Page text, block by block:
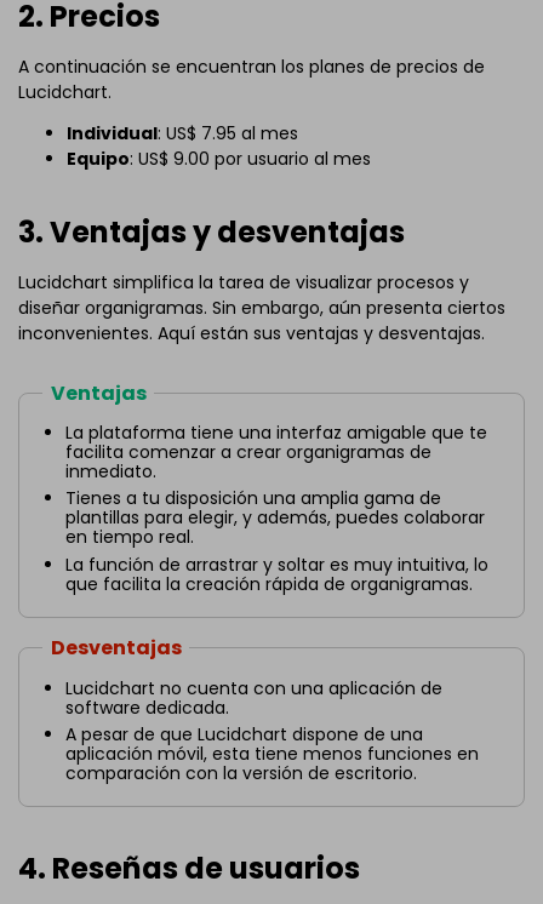
2. Precios
A continuación se encuentran los planes de precios de
Lucidchart.
Individual: US$ 7.95 al mes
Equipo: US$ 9.00 por usuario al mes
3. Ventajas y desventajas
Lucidchart simplifica la tarea de visualizar procesos y
diseñar organigramas. Sin embargo, aún presenta ciertos
inconvenientes. Aquí están sus ventajas y desventajas.
Ventajas
La plataforma tiene una interfaz amigable que te
facilita comenzar a crear organigramas de
inmediato.
Tienes a tu disposición una amplia gama de
plantillas para elegir, y además, puedes colaborar
en tiempo real.
La función de arrastrar y soltar es muy intuitiva, lo
que facilita la creación rápida de organigramas.
Desventajas
Lucidchart no cuenta con una aplicación de
software dedicada.
A pesar de que Lucidchart dispone de una
aplicación móvil, esta tiene menos funciones en
comparación con la versión de escritorio.
4. Reseñas de usuarios